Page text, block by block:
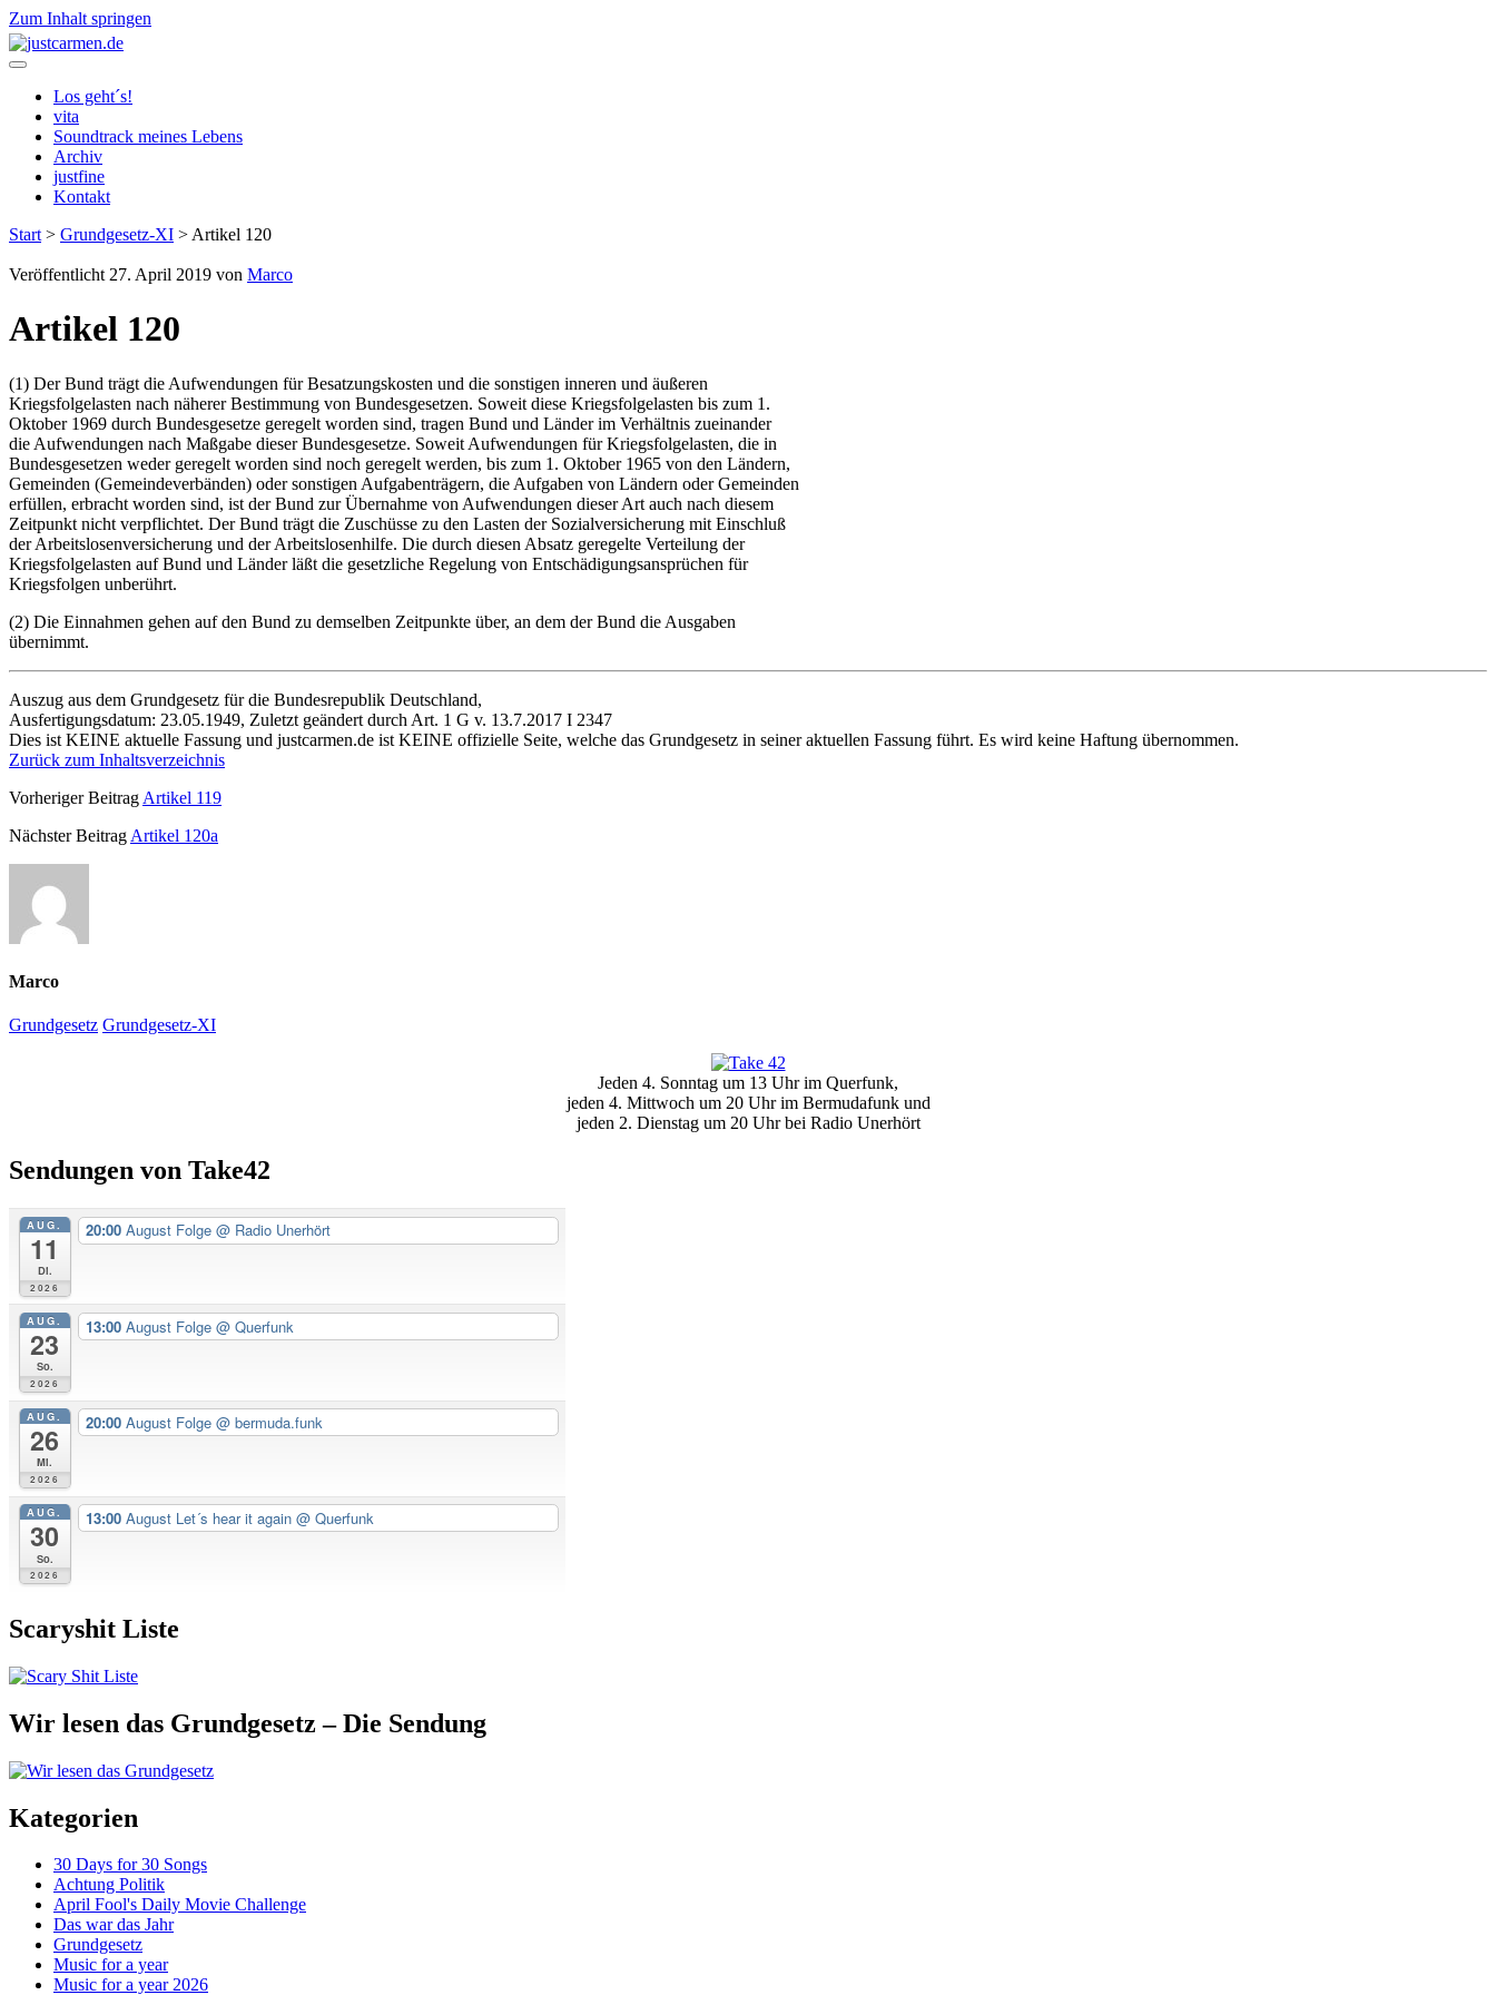
Zum Inhalt springen
justcarmen.de
Los geht´s!
vita
Soundtrack meines Lebens
Archiv
justfine
Kontakt
Start > Grundgesetz-XI > Artikel 120
Veröffentlicht 27. April 2019 von Marco
Artikel 120
(1) Der Bund trägt die Aufwendungen für Besatzungskosten und die sonstigen inneren und äußeren
Kriegsfolgelasten nach näherer Bestimmung von Bundesgesetzen. Soweit diese Kriegsfolgelasten bis zum 1.
Oktober 1969 durch Bundesgesetze geregelt worden sind, tragen Bund und Länder im Verhältnis zueinander
die Aufwendungen nach Maßgabe dieser Bundesgesetze. Soweit Aufwendungen für Kriegsfolgelasten, die in
Bundesgesetzen weder geregelt worden sind noch geregelt werden, bis zum 1. Oktober 1965 von den Ländern,
Gemeinden (Gemeindeverbänden) oder sonstigen Aufgabenträgern, die Aufgaben von Ländern oder Gemeinden
erfüllen, erbracht worden sind, ist der Bund zur Übernahme von Aufwendungen dieser Art auch nach diesem
Zeitpunkt nicht verpflichtet. Der Bund trägt die Zuschüsse zu den Lasten der Sozialversicherung mit Einschluß
der Arbeitslosenversicherung und der Arbeitslosenhilfe. Die durch diesen Absatz geregelte Verteilung der
Kriegsfolgelasten auf Bund und Länder läßt die gesetzliche Regelung von Entschädigungsansprüchen für
Kriegsfolgen unberührt.
(2) Die Einnahmen gehen auf den Bund zu demselben Zeitpunkte über, an dem der Bund die Ausgaben
übernimmt.
Auszug aus dem Grundgesetz für die Bundesrepublik Deutschland,
Ausfertigungsdatum: 23.05.1949, Zuletzt geändert durch Art. 1 G v. 13.7.2017 I 2347
Dies ist KEINE aktuelle Fassung und justcarmen.de ist KEINE offizielle Seite, welche das Grundgesetz in seiner aktuellen Fassung führt. Es wird keine Haftung übernommen.
Zurück zum Inhaltsverzeichnis
Vorheriger Beitrag Artikel 119
Nächster Beitrag Artikel 120a
Marco
Grundgesetz Grundgesetz-XI
Jeden 4. Sonntag um 13 Uhr im Querfunk,
jeden 4. Mittwoch um 20 Uhr im Bermudafunk und
jeden 2. Dienstag um 20 Uhr bei Radio Unerhört
Sendungen von Take42
AUG.
11
Di.
2026
20:00 August Folge @ Radio Unerhört
AUG.
23
So.
2026
13:00 August Folge @ Querfunk
AUG.
26
Mi.
2026
20:00 August Folge @ bermuda.funk
AUG.
30
So.
2026
13:00 August Let´s hear it again @ Querfunk
Scaryshit Liste
Wir lesen das Grundgesetz – Die Sendung
Kategorien
30 Days for 30 Songs
Achtung Politik
April Fool's Daily Movie Challenge
Das war das Jahr
Grundgesetz
Music for a year
Music for a year 2026